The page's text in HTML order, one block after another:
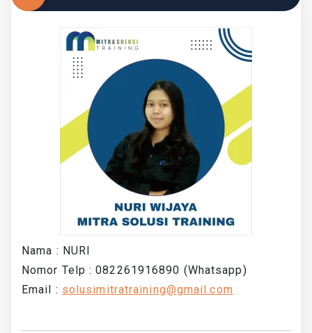
Nama : NURI
Nomor Telp : 082261916890 (Whatsapp)
Email : solusimitratraining@gmail.com